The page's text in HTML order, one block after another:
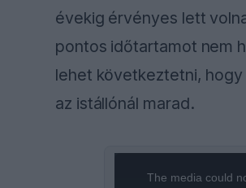
évekig érvényes lett
pontos időtartamot nem
lehet következtetni,
az istállónál marad.
The media could